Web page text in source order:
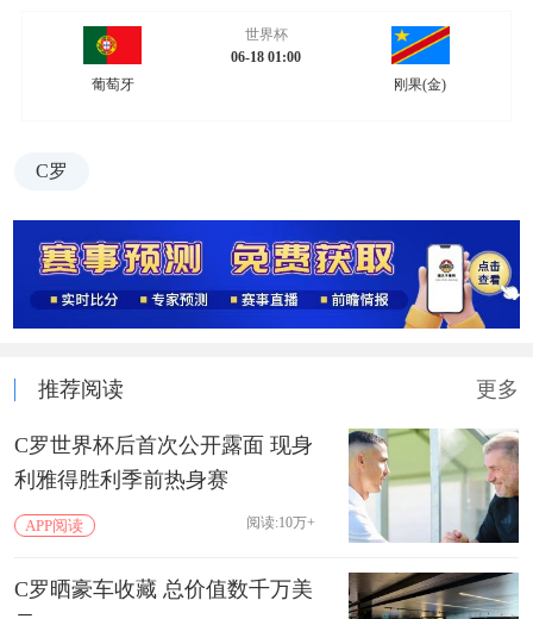
葡萄牙
世界杯
06-18 01:00
刚果(金)
C罗
推荐阅读 更多
C罗世界杯后首次公开露面 现身
利雅得胜利季前热身赛
APP阅读 阅读:10万+
C罗晒豪车收藏 总价值数千万美